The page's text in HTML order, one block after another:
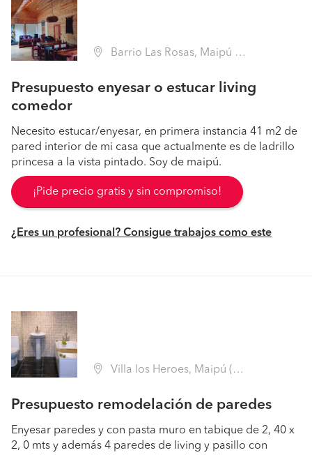
Barrio Las Rosas, Maipú (Región Metropolitana - Santiago)
Presupuesto enyesar o estucar living
comedor
Necesito estucar/enyesar, en primera instancia 41 m2 de
pared interior de mi casa que actualmente es de ladrillo
princesa a la vista pintado. Soy de maipú.
¡Pide precio gratis y sin compromiso!
¿Eres un profesional? Consigue trabajos como este
Villa los Heroes, Maipú (Región Metropolitana - Santiago)
Presupuesto remodelación de paredes
Enyesar paredes y con pasta muro en tabique de 2, 40 x
2, 0 mts y además 4 paredes de living y pasillo con